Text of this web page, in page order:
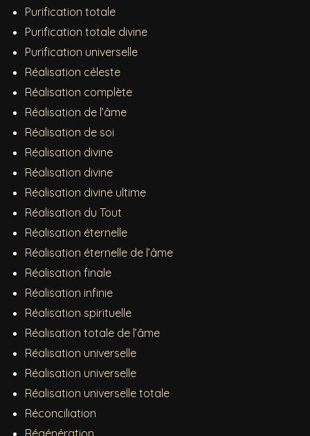
Purification totale
Purification totale divine
Purification universelle
Réalisation céleste
Réalisation complète
Réalisation de l’âme
Réalisation de soi
Réalisation divine
Réalisation divine
Réalisation divine ultime
Réalisation du Tout
Réalisation éternelle
Réalisation éternelle de l’âme
Réalisation finale
Réalisation infinie
Réalisation spirituelle
Réalisation totale de l’âme
Réalisation universelle
Réalisation universelle
Réalisation universelle totale
Réconciliation